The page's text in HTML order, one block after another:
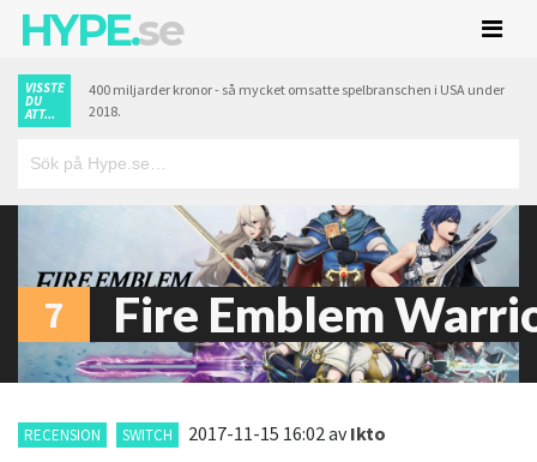
HYPE.se
VISSTE
DU
ATT...
400 miljarder kronor - så mycket omsatte spelbranschen i USA under
2018.
7 Fire Emblem
RECENSION SWITCH 2017-11-15 16:02avIkto